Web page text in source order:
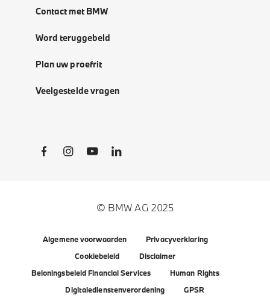
Contact met BMW
Word teruggebeld
Plan uw proefrit
Veelgestelde vragen
Social Links
© BMW AG 2025
Algemene voorwaarden
Privacyverklaring
Cookiebeleid
Disclaimer
Beloningsbeleid Financial Services
Human Rights
Digitaledienstenverordening
GPSR